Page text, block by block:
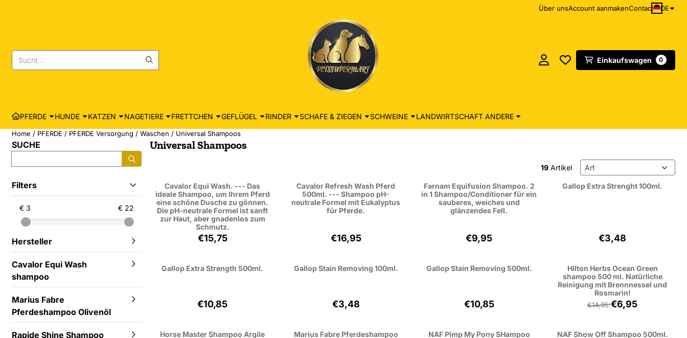
Über unsAccount aanmakenContact DE
Suche
Einkaufswagen 0
PFERDE HUNDE KATZEN NAGETIERE FRETTCHEN GEFLÜGEL RINDER SCHAFE & ZIEGEN SCHWEINE LANDWIRTSCHAFT ANDERE
Home / PFERDE / PFERDE Versorgung / Waschen / Universal Shampoos
SUCHE
Filters
€ 3 € 22
Hersteller
Cavalor Equi Wash
shampoo
Marius Fabre
Pferdeshampoo Olivenöl
Rapide Shine Shampoo
Universal Shampoos
19Artikel Sortiermethode
Cavalor Equi Wash. --- Das
ideale Shampoo, um Ihrem Pferd
eine schöne Dusche zu gönnen.
Die pH-neutrale Formel ist sanft
zur Haut, aber gnadenlos zum
Schmutz.
Preis: 15,75, ohne MwSt.: 13,02
€15,75
Cavalor Refresh Wash Pferd
500ml. --- Shampoo pH-
neutrale Formel mit Eukalyptus
für Pferde.
Preis: 16,95, ohne MwSt.: 14,01
€16,95
Farnam Equifusion Shampoo. 2
in 1 Shampoo/Conditioner für ein
sauberes, weiches und
glänzendes Fell.
Preis: 9,95, ohne MwSt.: 8,22
€9,95
Gallop Extra Strenght 100ml.
Preis: 3,48, ohne
€3,48
Gallop Extra Strength 500ml.
Preis: 10,85, ohne MwSt.: 8,97
€10,85
Gallop Stain Removing 100ml.
Preis: 3,48, ohne MwSt.: 2,88
€3,48
Gallop Stain Removing 500ml.
Preis: 10,85, ohne MwSt.: 8,97
€10,85
Hilton Herbs Ocean Green
shampoo 500 ml. Natürliche
Reinigung mit Brennnessel und
Rosmarin!
Von 14,95 für 6,95,
€14,95€6,95
Horse Master Shampoo Argile
Marius Fabre Pferdeshampoo
NAF Pimp My Pony SHampoo
NAF Show Off Shampoo 500ml.